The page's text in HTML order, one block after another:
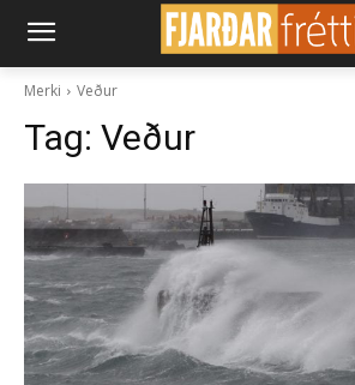
Merki Veður
Tag: Veður